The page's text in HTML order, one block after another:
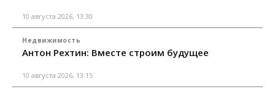
10 августа 2026, 13:30
Недвижимость
Антон Рехтин: Вместе строим будущее
10 августа 2026, 13:15